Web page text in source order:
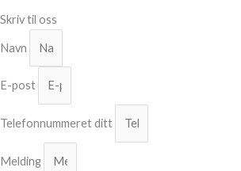
Skriv til oss
Navn
E-post
Telefonnummeret ditt
Melding